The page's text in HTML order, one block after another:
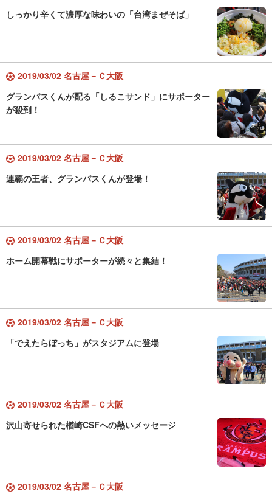
しっかり辛くて濃厚な味わいの「台湾まぜそば」
2019/03/02 名古屋－Ｃ大阪
グランパスくんが配る「しるこサンド」にサポーター
が殺到！
2019/03/02 名古屋－Ｃ大阪
連覇の王者、グランパスくんが登場！
2019/03/02 名古屋－Ｃ大阪
ホーム開幕戦にサポーターが続々と集結！
2019/03/02 名古屋－Ｃ大阪
「でえたらぼっち」がスタジアムに登場
2019/03/02 名古屋－Ｃ大阪
沢山寄せられた楢崎CSFへの熱いメッセージ
2019/03/02 名古屋－Ｃ大阪